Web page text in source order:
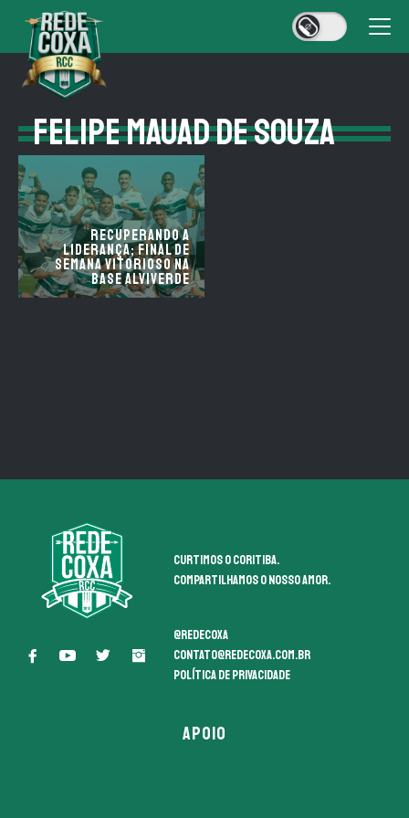
FELIPE MAUAD DE SOUZA
Recuperando a
liderança; Final de
semana vitorioso na
base alviverde
Curtimos o coritiba.
Compartilhamos o nosso amor.
@redecoxa
contato@redecoxa.com.br
Política de Privacidade
APOIO